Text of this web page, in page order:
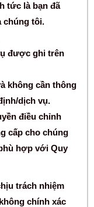
tức là bạn đã
chúng tôi.
được ghi trên
không cần thông
dịch vụ.
điều chỉnh
cấp cho chúng
hợp với Quy
trách nhiệm
chính xác